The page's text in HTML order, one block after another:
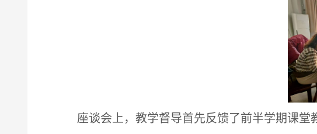
座谈会上，教学督导首先反馈了前半学期课